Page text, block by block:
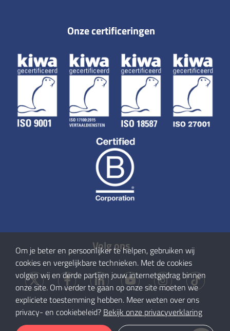
Onze certificeringen
Volg ons
Om je beter en persoonlijker te helpen, gebruiken wij
cookies en vergelijkbare technieken. Met de cookies
volgen wij en derde partijen jouw internetgedrag binnen
onze site. Om verder te gaan op onze site moeten we
expliciete toestemming hebben. Meer weten over ons
privacy- en cookiebeleid? Bekijk onze privacyverklaring